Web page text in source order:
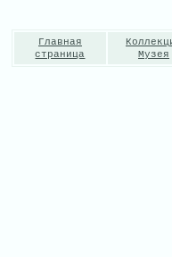
Главная
страница
Музея